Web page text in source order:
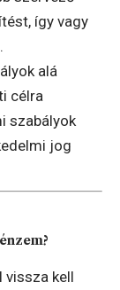
így vagy
alá
célra
szabályok
jog
vissza kell